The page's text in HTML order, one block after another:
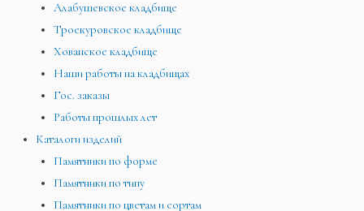
Алабушевское кладбище
Троекуровское кладбище
Хованское кладбище
Наши работы на кладбищах
Гос. заказы
Работы прошлых лет
Каталоги изделий
Памятники по форме
Памятники по типу
Памятники по цветам и сортам